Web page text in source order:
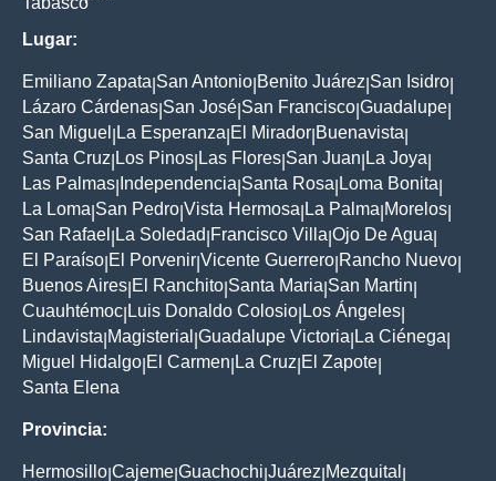
Lugar:
Emiliano Zapata San Antonio Benito Juárez San Isidro
Lázaro Cárdenas San José San Francisco Guadalupe
San Miguel
La Esperanza El Mirador Buenavista
Santa Cruz Los Pinos Las Flores San Juan La Joya
Las Palmas Independencia Santa Rosa Loma Bonita
La Loma San Pedro Vista Hermosa La Palma Morelos
San Rafael
La Soledad Francisco Villa Ojo De Agua
El Paraíso El Porvenir Vicente Guerrero Rancho Nuevo
Buenos Aires El Ranchito Santa Maria San Martin
Cuauhtémoc Luis Donaldo Colosio Los Ángeles
Lindavista Magisterial Guadalupe Victoria La Ciénega
Miguel Hidalgo El Carmen La Cruz El Zapote
Santa Elena
Provincia:
Hermosillo Cajeme Guachochi Juárez Mezquital